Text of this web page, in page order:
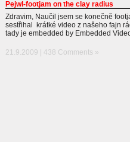
Pejwl-footjam on the clay radius
Zdravim, Naučil jsem se konečně
sestřihal krátké video z našeho fajn
tady je embedded by Embedded
21.9.2009 | 438 Comments »